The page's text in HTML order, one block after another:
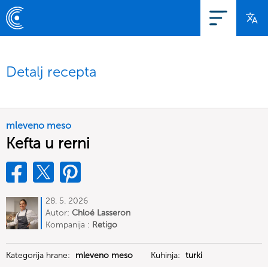
Detalj recepta
mleveno meso
Kefta u rerni
28. 5. 2026
Autor: Chloé Lasseron
Kompanija : Retigo
Kategorija hrane: mleveno meso Kuhinja: turki